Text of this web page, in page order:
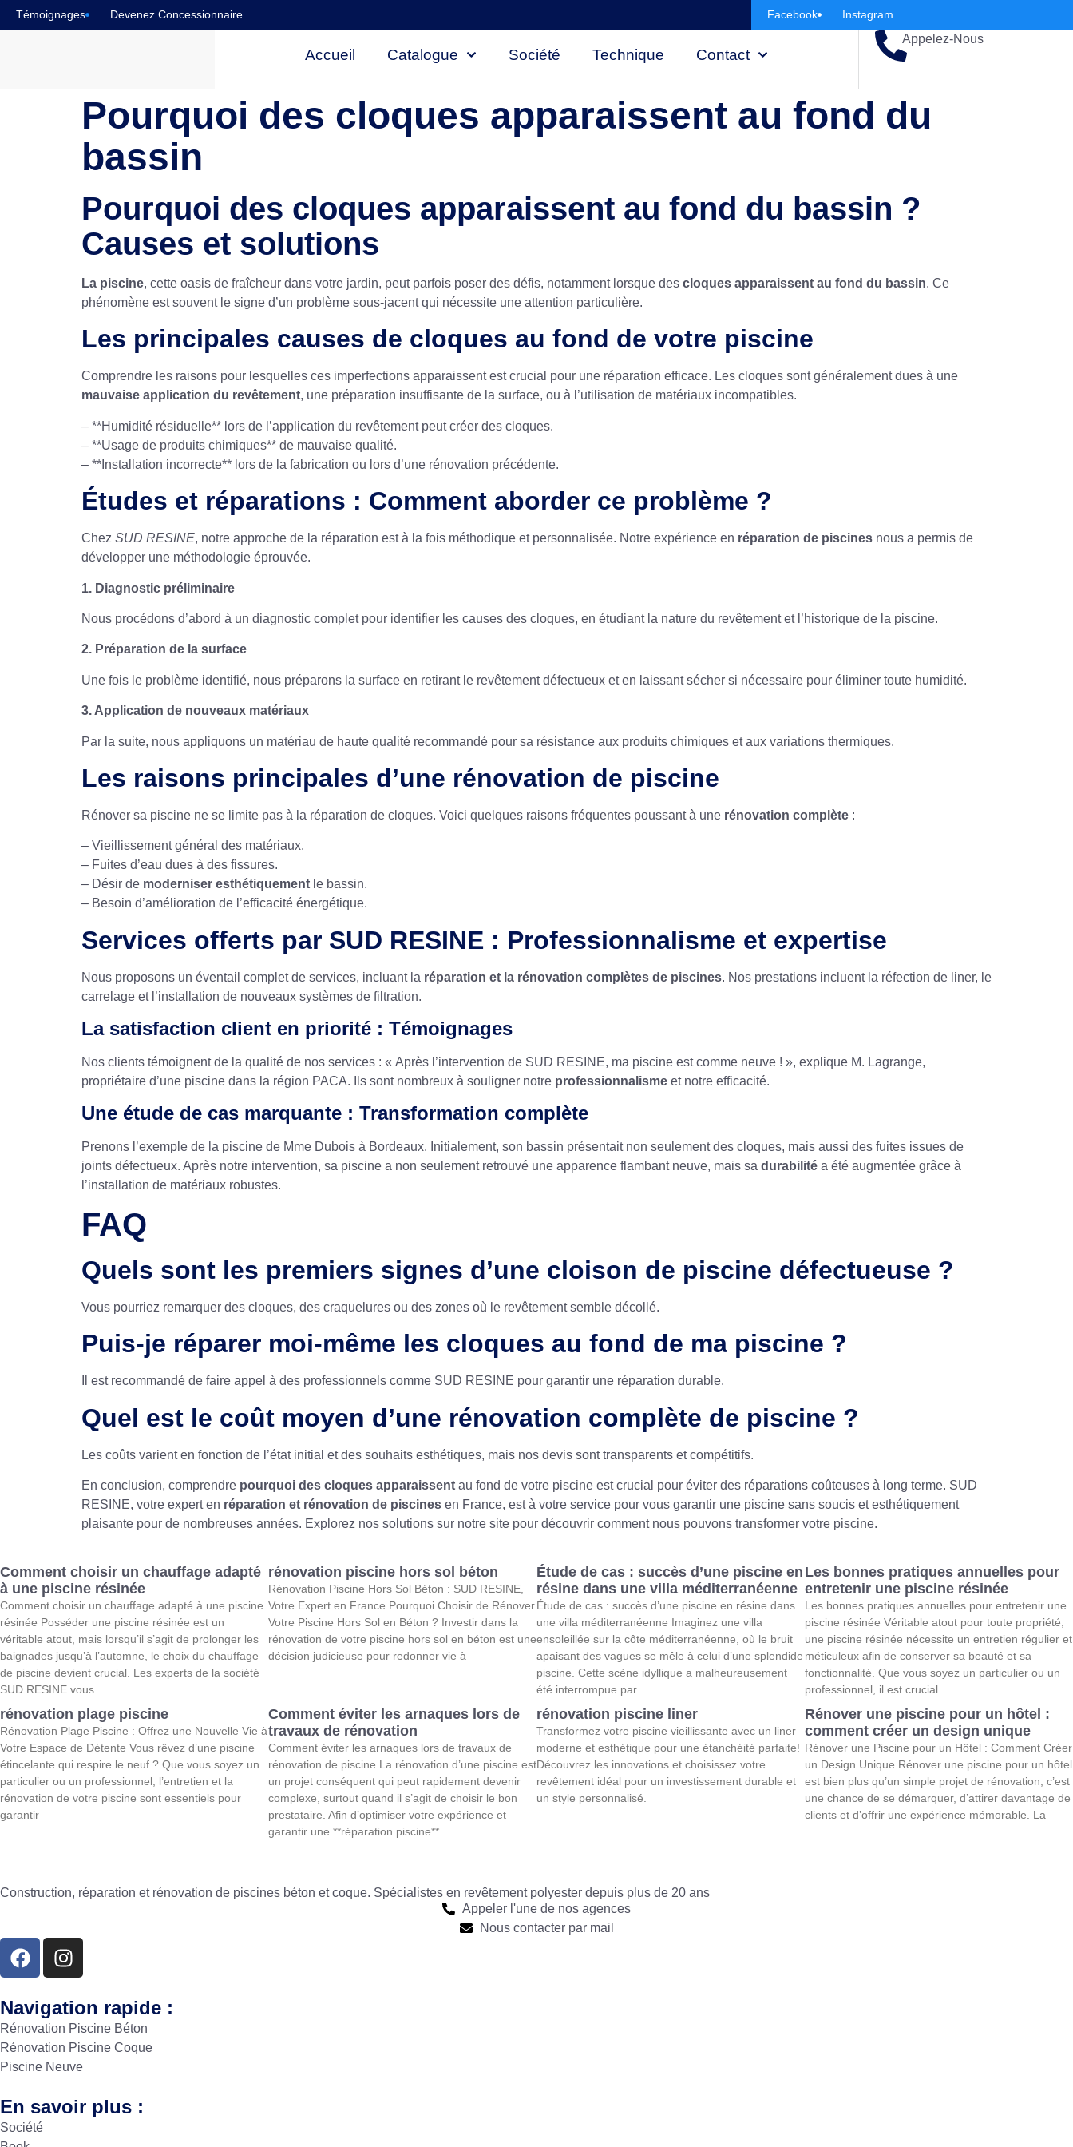
Témoignages Devenez Concessionnaire Facebook Instagram
Accueil Catalogue Société Technique Contact
Appelez-Nous
Pourquoi des cloques apparaissent au fond du
bassin
Pourquoi des cloques apparaissent au fond du bassin ?
Causes et solutions
La piscine, cette oasis de fraîcheur dans votre jardin, peut parfois poser des défis, notamment lorsque des cloques apparaissent au fond du bassin. Ce
phénomène est souvent le signe d’un problème sous-jacent qui nécessite une attention particulière.
Les principales causes de cloques au fond de votre piscine
Comprendre les raisons pour lesquelles ces imperfections apparaissent est crucial pour une réparation efficace. Les cloques sont généralement dues à une
mauvaise application du revêtement, une préparation insuffisante de la surface, ou à l’utilisation de matériaux incompatibles.
– **Humidité résiduelle** lors de l’application du revêtement peut créer des cloques.
– **Usage de produits chimiques** de mauvaise qualité.
– **Installation incorrecte** lors de la fabrication ou lors d’une rénovation précédente.
Études et réparations : Comment aborder ce problème ?
Chez SUD RESINE, notre approche de la réparation est à la fois méthodique et personnalisée. Notre expérience en réparation de piscines nous a permis de
développer une méthodologie éprouvée.
1. Diagnostic préliminaire
Nous procédons d’abord à un diagnostic complet pour identifier les causes des cloques, en étudiant la nature du revêtement et l’historique de la piscine.
2. Préparation de la surface
Une fois le problème identifié, nous préparons la surface en retirant le revêtement défectueux et en laissant sécher si nécessaire pour éliminer toute humidité.
3. Application de nouveaux matériaux
Par la suite, nous appliquons un matériau de haute qualité recommandé pour sa résistance aux produits chimiques et aux variations thermiques.
Les raisons principales d’une rénovation de piscine
Rénover sa piscine ne se limite pas à la réparation de cloques. Voici quelques raisons fréquentes poussant à une rénovation complète :
– Vieillissement général des matériaux.
– Fuites d’eau dues à des fissures.
– Désir de moderniser esthétiquement le bassin.
– Besoin d’amélioration de l’efficacité énergétique.
Services offerts par SUD RESINE : Professionnalisme et expertise
Nous proposons un éventail complet de services, incluant la réparation et la rénovation complètes de piscines. Nos prestations incluent la réfection de liner, le
carrelage et l’installation de nouveaux systèmes de filtration.
La satisfaction client en priorité : Témoignages
Nos clients témoignent de la qualité de nos services : « Après l’intervention de SUD RESINE, ma piscine est comme neuve ! », explique M. Lagrange,
propriétaire d’une piscine dans la région PACA. Ils sont nombreux à souligner notre professionnalisme et notre efficacité.
Une étude de cas marquante : Transformation complète
Prenons l’exemple de la piscine de Mme Dubois à Bordeaux. Initialement, son bassin présentait non seulement des cloques, mais aussi des fuites issues de
joints défectueux. Après notre intervention, sa piscine a non seulement retrouvé une apparence flambant neuve, mais sa durabilité a été augmentée grâce à
l’installation de matériaux robustes.
FAQ
Quels sont les premiers signes d’une cloison de piscine défectueuse ?
Vous pourriez remarquer des cloques, des craquelures ou des zones où le revêtement semble décollé.
Puis-je réparer moi-même les cloques au fond de ma piscine ?
Il est recommandé de faire appel à des professionnels comme SUD RESINE pour garantir une réparation durable.
Quel est le coût moyen d’une rénovation complète de piscine ?
Les coûts varient en fonction de l’état initial et des souhaits esthétiques, mais nos devis sont transparents et compétitifs.
En conclusion, comprendre pourquoi des cloques apparaissent au fond de votre piscine est crucial pour éviter des réparations coûteuses à long terme. SUD
RESINE, votre expert en réparation et rénovation de piscines en France, est à votre service pour vous garantir une piscine sans soucis et esthétiquement
plaisante pour de nombreuses années. Explorez nos solutions sur notre site pour découvrir comment nous pouvons transformer votre piscine.
Comment choisir un chauffage adapté
à une piscine résinée
Comment choisir un chauffage adapté à une piscine
résinée Posséder une piscine résinée est un
véritable atout, mais lorsqu’il s’agit de prolonger les
baignades jusqu’à l’automne, le choix du chauffage
de piscine devient crucial. Les experts de la société
SUD RESINE vous
rénovation piscine hors sol béton
Rénovation Piscine Hors Sol Béton : SUD RESINE,
Votre Expert en France Pourquoi Choisir de Rénover
Votre Piscine Hors Sol en Béton ? Investir dans la
rénovation de votre piscine hors sol en béton est une
décision judicieuse pour redonner vie à
Étude de cas : succès d’une piscine en
résine dans une villa méditerranéenne
Étude de cas : succès d’une piscine en résine dans
une villa méditerranéenne Imaginez une villa
ensoleillée sur la côte méditerranéenne, où le bruit
apaisant des vagues se mêle à celui d’une splendide
piscine. Cette scène idyllique a malheureusement
été interrompue par
Les bonnes pratiques annuelles pour
entretenir une piscine résinée
Les bonnes pratiques annuelles pour entretenir une
piscine résinée Véritable atout pour toute propriété,
une piscine résinée nécessite un entretien régulier et
méticuleux afin de conserver sa beauté et sa
fonctionnalité. Que vous soyez un particulier ou un
professionnel, il est crucial
rénovation plage piscine
Rénovation Plage Piscine : Offrez une Nouvelle Vie à
Votre Espace de Détente Vous rêvez d’une piscine
étincelante qui respire le neuf ? Que vous soyez un
particulier ou un professionnel, l’entretien et la
rénovation de votre piscine sont essentiels pour
garantir
Comment éviter les arnaques lors de
travaux de rénovation
Comment éviter les arnaques lors de travaux de
rénovation de piscine La rénovation d’une piscine est
un projet conséquent qui peut rapidement devenir
complexe, surtout quand il s’agit de choisir le bon
prestataire. Afin d’optimiser votre expérience et
garantir une **réparation piscine**
rénovation piscine liner
Transformez votre piscine vieillissante avec un liner
moderne et esthétique pour une étanchéité parfaite!
Découvrez les innovations et choisissez votre
revêtement idéal pour un investissement durable et
un style personnalisé.
Rénover une piscine pour un hôtel :
comment créer un design unique
Rénover une Piscine pour un Hôtel : Comment Créer
un Design Unique Rénover une piscine pour un hôtel
est bien plus qu’un simple projet de rénovation; c’est
une chance de se démarquer, d’attirer davantage de
clients et d’offrir une expérience mémorable. La
Construction, réparation et rénovation de piscines béton et coque. Spécialistes en revêtement polyester depuis plus de 20 ans
Appeler l'une de nos agences
Nous contacter par mail
Navigation rapide :
Rénovation Piscine Béton
Rénovation Piscine Coque
Piscine Neuve
En savoir plus :
Société